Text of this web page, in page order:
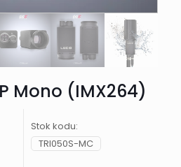
Mono (IMX264)
Stok kodu:
TRI050S-MC